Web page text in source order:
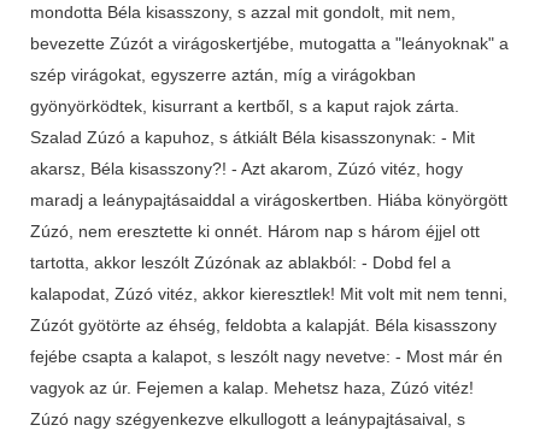
mondotta Béla kisasszony, s azzal mit gondolt, mit nem,
bevezette Zúzót a virágoskertjébe, mutogatta a "leányoknak" a
szép virágokat, egyszerre aztán, míg a virágokban
gyönyörködtek, kisurrant a kertből, s a kaput rajok zárta.
Szalad Zúzó a kapuhoz, s átkiált Béla kisasszonynak: - Mit
akarsz, Béla kisasszony?! - Azt akarom, Zúzó vitéz, hogy
maradj a leánypajtásaiddal a virágoskertben. Hiába könyörgött
Zúzó, nem eresztette ki onnét. Három nap s három éjjel ott
tartotta, akkor leszólt Zúzónak az ablakból: - Dobd fel a
kalapodat, Zúzó vitéz, akkor kieresztlek! Mit volt mit nem tenni,
Zúzót gyötörte az éhség, feldobta a kalapját. Béla kisasszony
fejébe csapta a kalapot, s leszólt nagy nevetve: - Most már én
vagyok az úr. Fejemen a kalap. Mehetsz haza, Zúzó vitéz!
Zúzó nagy szégyenkezve elkullogott a leánypajtásaival, s